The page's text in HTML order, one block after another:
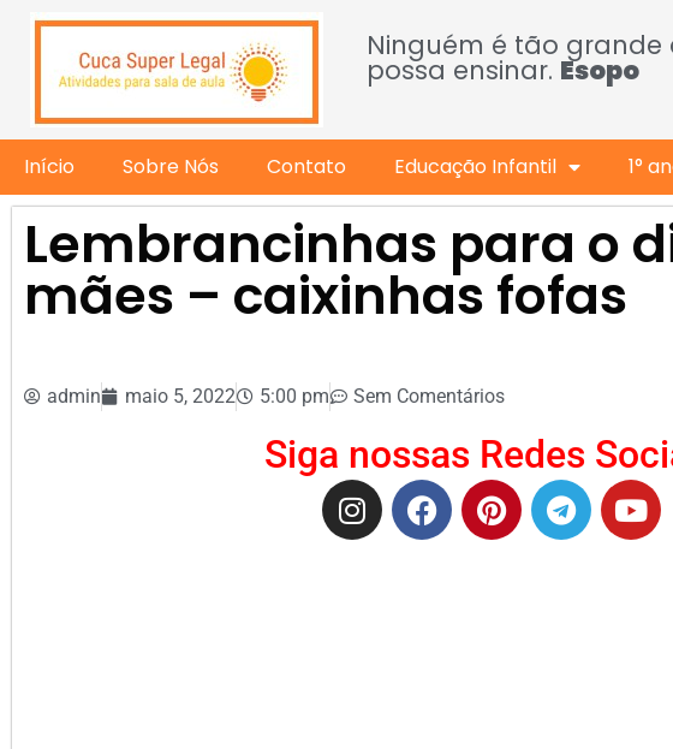
Ninguém é tão
possa ensinar. Esopo
Início Sobre Nós Contato Educação Infantil 1°
Lembrancinhas para o
mães – caixinhas fofas
admin maio 5, 2022 5:00 pm Sem Comentários
Siga nossas Redes